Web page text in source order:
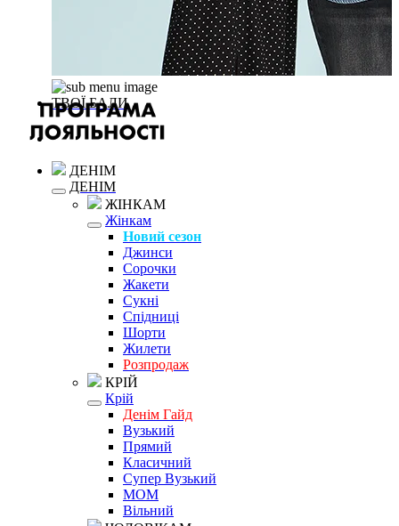
ТВОЇ БАЛИ
ДЕНІМ
ДЕНІМ
ЖІНКАМ
Жінкам
Новий сезон
Джинси
Сорочки
Жакети
Сукні
Спідниці
Шорти
Жилети
Розпродаж
КРІЙ
Крій
Денім Гайд
Вузький
Прямий
Класичний
Супер Вузький
MOM
Вільний